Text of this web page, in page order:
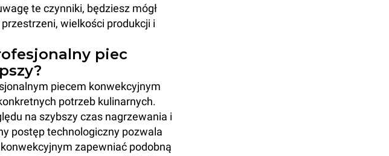
te czynniki, będziesz mógł
wielkości produkcji i
piec
piecem konwekcyjnym
potrzeb kulinarnych.
na szybszy czas nagrzewania i
postęp technologiczny pozwala
zapewniać podobną